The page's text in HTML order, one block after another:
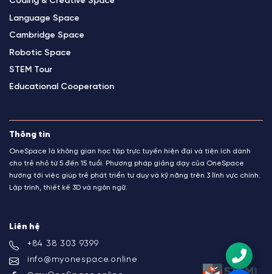
Language Space
Cambridge Space
Robotic Space
STEM Tour
Educational Cooperation
Thông tin
OneSpace là không gian học tập trực tuyến hiện đại và tiện ích dành
cho trẻ nhỏ từ 5 đến 15 tuổi. Phương pháp giảng dạy của OneSpace
hướng tới việc giúp trẻ phát triển tư duy và kỹ năng trên 3 lĩnh vực chính:
Lập trình, thiết kế 3D và ngôn ngữ.
Liên hệ
+84 38 303 9399
info@myonespace.online